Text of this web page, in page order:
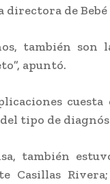
directora de
también son
apuntó.
cuesta
tipo de
también
Casillas